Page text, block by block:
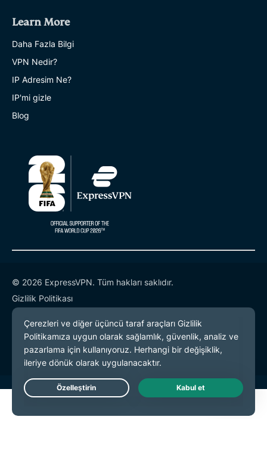
Learn More
Daha Fazla Bilgi
VPN Nedir?
IP Adresim Ne?
IP'mi gizle
Blog
© 2026 ExpressVPN. Tüm hakları saklıdır.
Gizlilik Politikası
Hizmet Koşulları
Çerez Tercihleri
Live Chat